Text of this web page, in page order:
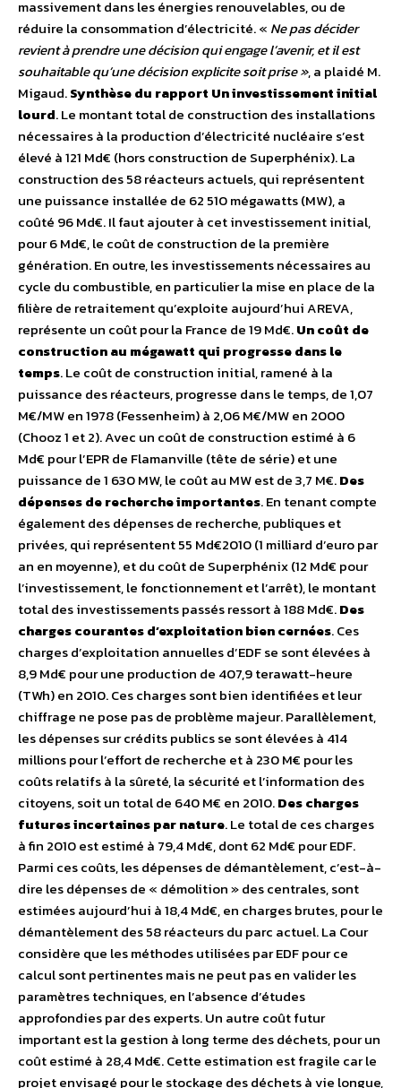
massivement dans les énergies renouvelables, ou de
réduire la consommation d’électricité. « Ne pas décider
revient à prendre une décision qui engage l’avenir, et il est
souhaitable qu’une décision explicite soit prise », a plaidé M.
Migaud.Synthèse du rapport Un investissement initial
lourd. Le montant total de construction des installations
nécessaires à la production d’électricité nucléaire s’est
élevé à 121 Md€ (hors construction de Superphénix). La
construction des 58 réacteurs actuels, qui représentent
une puissance installée de 62 510 mégawatts (MW), a
coûté 96 Md€. Il faut ajouter à cet investissement initial,
pour 6 Md€, le coût de construction de la première
génération. En outre, les investissements nécessaires au
cycle du combustible, en particulier la mise en place de la
filière de retraitement qu’exploite aujourd’hui AREVA,
représente un coût pour la France de 19 Md€.Un coût de
construction au mégawatt qui progresse dans le
temps. Le coût de construction initial, ramené à la
puissance des réacteurs, progresse dans le temps, de 1,07
M€/MW en 1978 (Fessenheim) à 2,06 M€/MW en 2000
(Chooz 1 et 2). Avec un coût de construction estimé à 6
Md€ pour l’EPR de Flamanville (tête de série) et une
puissance de 1 630 MW, le coût au MW est de 3,7 M€.Des
dépenses de recherche importantes. En tenant compte
également des dépenses de recherche, publiques et
privées, qui représentent 55 Md€2010 (1 milliard d’euro par
an en moyenne), et du coût de Superphénix (12 Md€ pour
l’investissement, le fonctionnement et l’arrêt), le montant
total des investissements passés ressort à 188 Md€.Des
charges courantes d’exploitation bien cernées. Ces
charges d’exploitation annuelles d’EDF se sont élevées à
8,9 Md€ pour une production de 407,9 terawatt-heure
(TWh) en 2010. Ces charges sont bien identifiées et leur
chiffrage ne pose pas de problème majeur. Parallèlement,
les dépenses sur crédits publics se sont élevées à 414
millions pour l’effort de recherche et à 230 M€ pour les
coûts relatifs à la sûreté, la sécurité et l’information des
citoyens, soit un total de 640 M€ en 2010.Des charges
futures incertaines par nature. Le total de ces charges
à fin 2010 est estimé à 79,4 Md€, dont 62 Md€ pour EDF.
Parmi ces coûts, les dépenses de démantèlement, c’est-à-
dire les dépenses de « démolition » des centrales, sont
estimées aujourd’hui à 18,4 Md€, en charges brutes, pour le
démantèlement des 58 réacteurs du parc actuel. La Cour
considère que les méthodes utilisées par EDF pour ce
calcul sont pertinentes mais ne peut pas en valider les
paramètres techniques, en l’absence d’études
approfondies par des experts. Un autre coût futur
important est la gestion à long terme des déchets, pour un
coût estimé à 28,4 Md€. Cette estimation est fragile car le
projet envisagé pour le stockage des déchets à vie longue,